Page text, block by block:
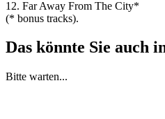
12. Far Away From The City*
(* bonus tracks).
Das könnte Sie auch
Bitte warten...